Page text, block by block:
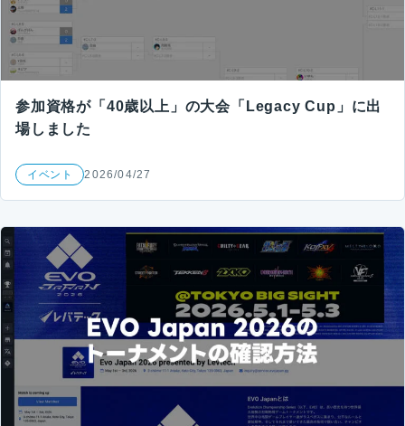
参加資格が「40歳以上」の大会「Legacy Cup」に出
場しました
イベント 2026/04/27